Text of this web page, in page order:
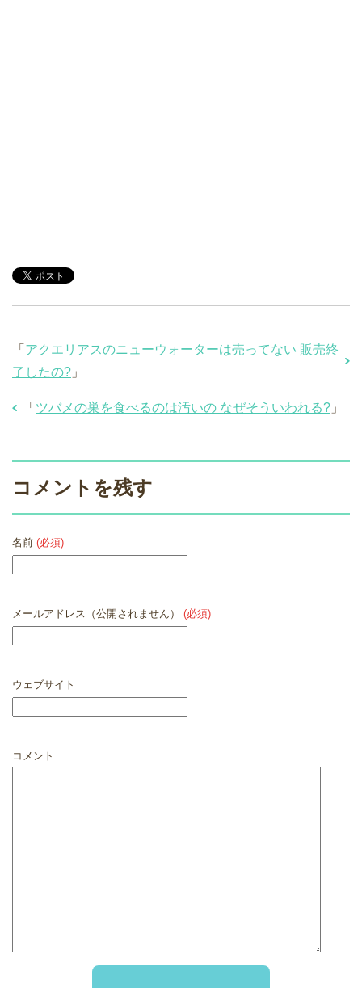
「 アクエリアスのニューウォーターは売ってない 販売終
了したの? 」
「 ツバメの巣を食べるのは汚いの なぜそういわれる? 」
コメントを残す
名前 (必須)
メールアドレス（公開されません） (必須)
ウェブサイト
コメント